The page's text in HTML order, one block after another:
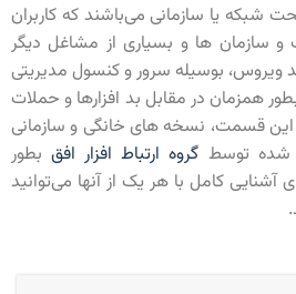
شبکه یا سازمانی می‌باشند که کاربران
و سازمان ها و بسیاری از مشاغل دیگر
ویروس، بوسیله سرور و کنسول مدیریتی
همزمان در مقابل بد افزارها و حملات
این قسمت، نسخه های خانگی و سازمانی
شده توسط گروه ارتباط افزار افقبطور
کامل با هر یک از آنها می‌توانید